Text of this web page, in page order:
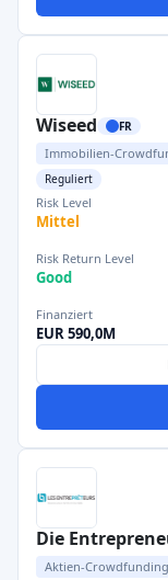
Wiseed FR
Immobilien-
Reguliert
Risk Level
Mittel
Risk Return Level
Good
Finanziert
EUR 590,0M
Die
Aktien-Crowdfunding